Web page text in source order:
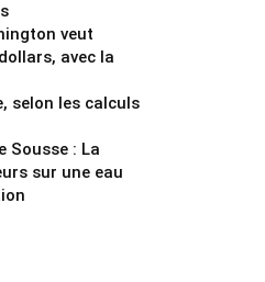
veut
avec la
selon les calculs
Sousse : La
sur une eau